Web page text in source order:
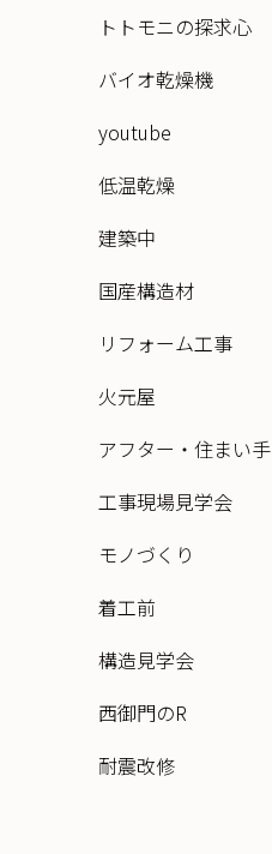
トトモニの探求心
バイオ乾燥機
youtube
低温乾燥
建築中
国産構造材
リフォーム工事
火元屋
アフター・住まい手
工事現場見学会
モノづくり
着工前
構造見学会
西御門のR
耐震改修